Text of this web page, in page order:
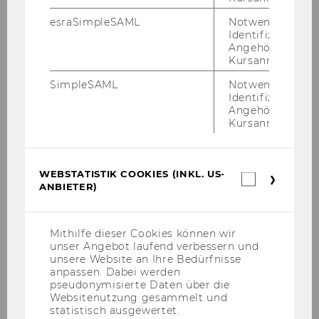
Busi­ness Queens­land (2016): SWOT ana­ly­sis.
PES­TEL ana­ly­sis?.
esraSimpleSAML
Notwendig zur
Identifizierung
Angehörige/r für
Kursanmeldung.
SimpleSAML
Notwendig zur
Identifizierung
Angehörige/r für
Kursanmeldung.
WEBSTATISTIK COOKIES (INKL. US-
ANBIETER)
Mithilfe dieser Cookies können wir
unser Angebot laufend verbessern und
unsere Website an Ihre Bedürfnisse
anpassen. Dabei werden
pseudonymisierte Daten über die
Websitenutzung gesammelt und
statistisch ausgewertet.